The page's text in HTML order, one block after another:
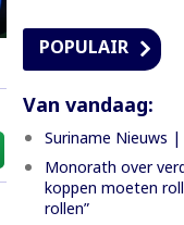
POPULAIR
Van vandaag:
Suriname Nieuws |
Monorath over
koppen moeten
rollen”